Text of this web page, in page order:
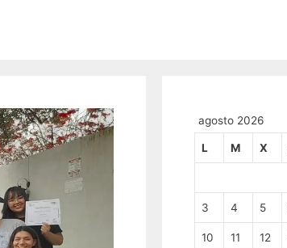
agosto 2026
L M X
3 4 5
10 11 12